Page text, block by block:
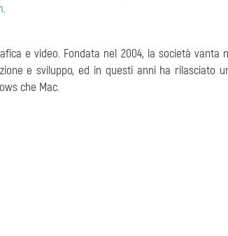
.
e video. Fondata nel 2004, la società vanta
e sviluppo, ed in questi anni ha rilasciato
che Mac.